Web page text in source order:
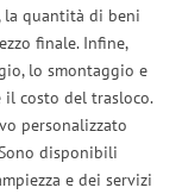
la quantità di beni
finale. Infine,
lo smontaggio e
costo del trasloco.
personalizzato
disponibili
e dei servizi